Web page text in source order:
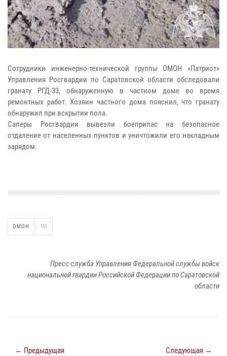
Сотрудники инженерно-технической группы ОМОН «Патриот»
Управления Росгвардии по Саратовской области обследовали
гранату РГД-33, обнаруженную в частном доме во время
ремонтных работ. Хозяин частного дома пояснил, что гранату
обнаружил при вскрытии пола.
Саперы Росгвардии вывезли боеприпас на безопасное
отдаление от населенных пунктов и уничтожили его накладным
зарядом.
ОМОН 151
Пресс-служба Управления Федеральной службы войск
национальной гвардии Российской Федерации по Саратовской
области
← Предыдущая Следующая →